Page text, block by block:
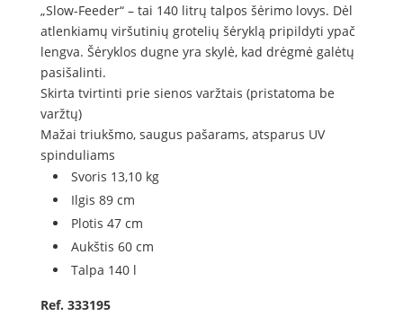
„Slow-Feeder“ – tai 140 litrų talpos šėrimo lovys. Dėl
atlenkiamų viršutinių grotelių šėryklą pripildyti ypač
lengva. Šėryklos dugne yra skylė, kad drėgmė galėtų
pasišalinti.
Skirta tvirtinti prie sienos varžtais (pristatoma be
varžtų)
Mažai triukšmo, saugus pašarams, atsparus UV
spinduliams
Svoris 13,10 kg
Ilgis 89 cm
Plotis 47 cm
Aukštis 60 cm
Talpa 140 l
Ref. 333195